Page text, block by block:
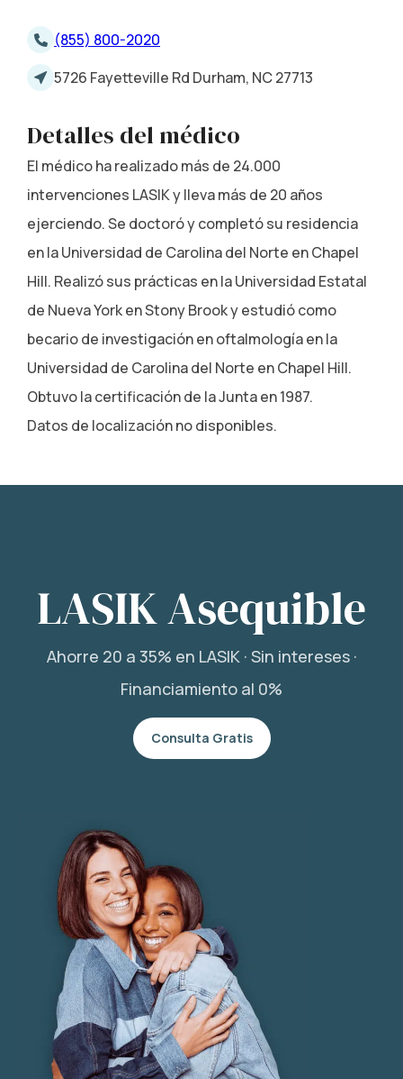
(855) 800-2020
5726 Fayetteville Rd Durham, NC 27713
Detalles del médico
El médico ha realizado más de 24.000
intervenciones LASIK y lleva más de 20 años
ejerciendo. Se doctoró y completó su residencia
en la Universidad de Carolina del Norte en Chapel
Hill. Realizó sus prácticas en la Universidad Estatal
de Nueva York en Stony Brook y estudió como
becario de investigación en oftalmología en la
Universidad de Carolina del Norte en Chapel Hill.
Obtuvo la certificación de la Junta en 1987.
Datos de localización no disponibles.
LASIK Asequible
Ahorre 20 a 35% en LASIK · Sin intereses ·
Financiamiento al 0%
Consulta Gratis